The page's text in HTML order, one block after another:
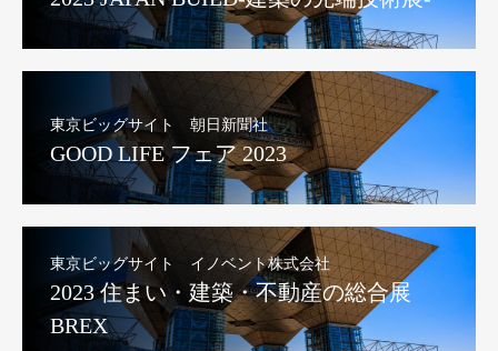
東京ビッグサイト 朝日新聞社
GOOD LIFE フェア 2023
東京ビッグサイト イノベント株式会社
2023 住まい・建築・不動産の総合展
BREX